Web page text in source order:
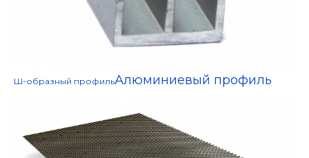
Ш-образный профильАлюминиевый профиль